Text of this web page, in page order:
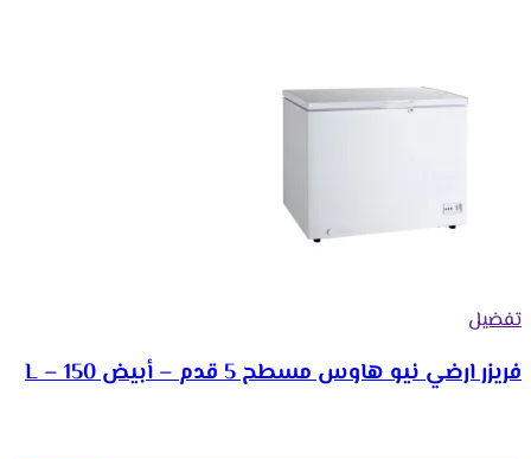
تفضيل
فريزر ارضي نيو هاوس مسطح 5 قدم – أبيض 150 – L